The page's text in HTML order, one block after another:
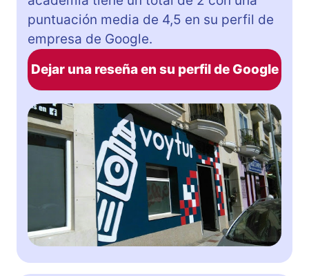
puntuación media de 4,5 en su perfil de
empresa de Google.
Dejar una reseña en su perfil de Google